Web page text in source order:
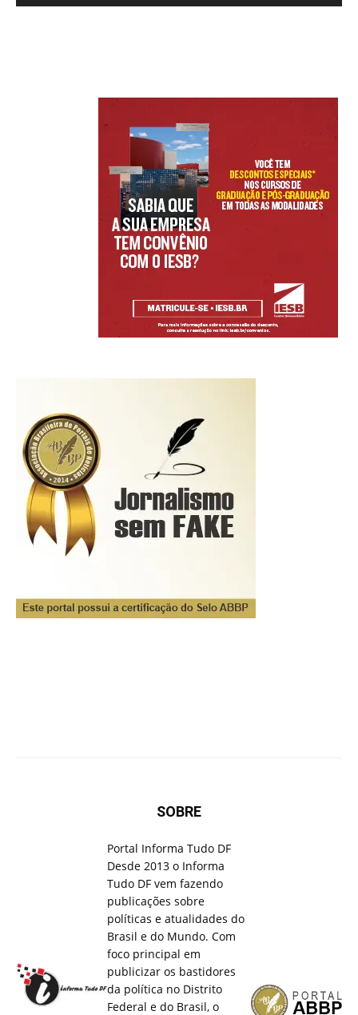
SOBRE
Portal Informa Tudo DF
Desde 2013 o Informa
Tudo DF vem fazendo
publicações sobre
políticas e atualidades do
Brasil e do Mundo. Com
foco principal em
publicizar os bastidores
da política no Distrito
Federal e do Brasil, o